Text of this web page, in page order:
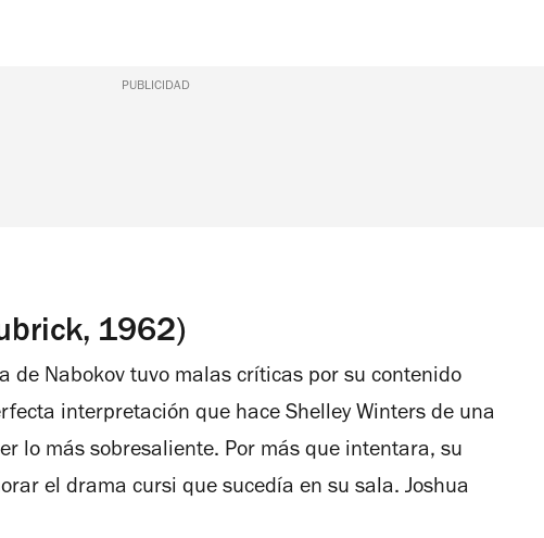
PUBLICIDAD
1962)
de Nabokov tuvo malas críticas por su contenido
interpretación que hace Shelley Winters de una
lo más sobresaliente. Por más que intentara, su
el drama cursi que sucedía en su sala. Joshua